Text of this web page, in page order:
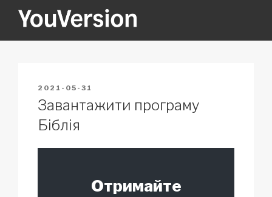
YOUVERSION
POSTED
ON
2021-05-31
Завантажити програму
Біблія
Отримайте